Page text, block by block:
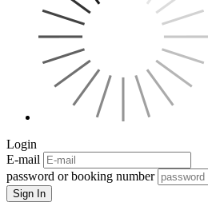
Login
E-mail
password or booking number
Sign In